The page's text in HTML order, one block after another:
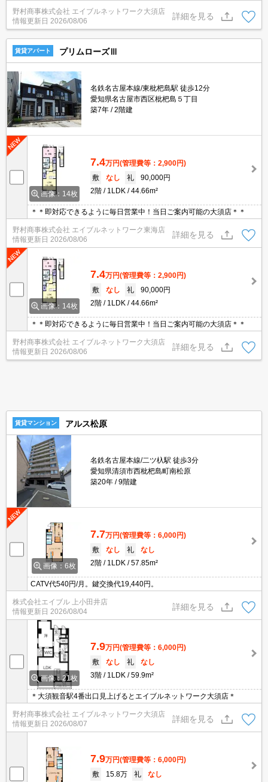
野村商事株式会社 エイブルネットワーク大須店
情報更新日 2026/08/06
詳細を見る
賃貸アパート プリムローズⅢ
名鉄名古屋本線/東枇杷島駅 徒歩12分
愛知県名古屋市西区枇杷島５丁目
築7年
2階建
画像：14枚
7.4万円(管理費等：2,900円)
敷
なし 礼
90,000円
2階
1LDK 44.66m²
＊＊即対応できるように毎日営業中！当日ご案内可能の大須店＊＊
野村商事株式会社 エイブルネットワーク東海店
情報更新日 2026/08/06
詳細を見る
画像：14枚
7.4万円(管理費等：2,900円)
敷
なし 礼
90,000円
2階
1LDK 44.66m²
＊＊即対応できるように毎日営業中！当日ご案内可能の大須店＊＊
野村商事株式会社 エイブルネットワーク大須店
情報更新日 2026/08/06
詳細を見る
賃貸マンション アルス松原
名鉄名古屋本線/二ツ杁駅 徒歩3分
愛知県清須市西枇杷島町南松原
築20年
9階建
画像：6枚
7.7万円(管理費等：6,000円)
敷
なし 礼
なし
2階
1LDK 57.85m²
CATV代540円/月。鍵交換代19,440円。
株式会社エイブル 上小田井店
情報更新日 2026/08/04
詳細を見る
画像：21枚
7.9万円(管理費等：6,000円)
敷
なし 礼
なし
3階
1LDK 59.9m²
＊大須観音駅4番出口見上げるとエイブルネットワーク大須店＊
野村商事株式会社 エイブルネットワーク大須店
情報更新日 2026/08/07
詳細を見る
7.9万円(管理費等：6,000円)
敷
15.8万 礼 なし